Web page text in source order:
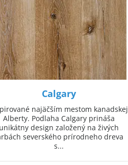
Calgary
najäčším mestom kanadskej
Alberty. Podlaha Calgary prináša
unikátny design založený na živých
severského prírodneho dreva
s...